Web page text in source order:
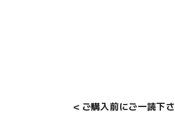
＜ご購入前にご一読下